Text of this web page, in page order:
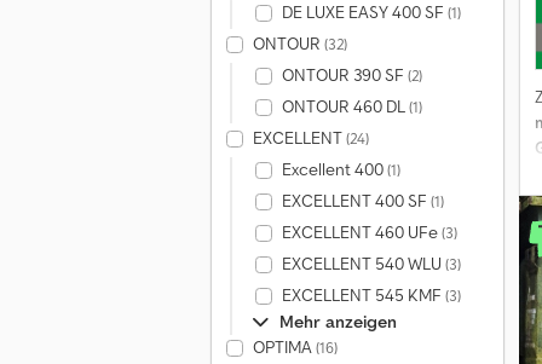
DE LUXE EASY 400 SF (1)
ONTOUR (32)
ONTOUR 390 SF (2)
ONTOUR 460 DL(1)
EXCELLENT(24)
Excellent 400(1)
EXCELLENT 400 SF (1)
EXCELLENT 460 UFe(3)
EXCELLENT 540 WLU (3)
EXCELLENT 545 KMF (3)
Mehr anzeigen
OPTIMA(16)